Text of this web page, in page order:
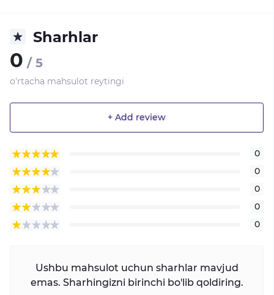
Sharhlar
0 / 5
o'rtacha mahsulot reytingi
+ Add review
0
0
0
0
0
Ushbu mahsulot uchun sharhlar mavjud
emas. Sharhingizni birinchi bo'lib qoldiring.